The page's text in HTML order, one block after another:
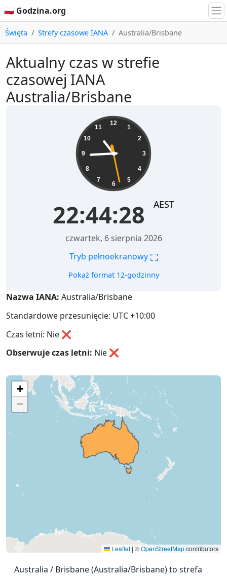
🇵🇱 Godzina.org
Święta Strefy czasowe IANA Australia/Brisbane
Aktualny czas w strefie
czasowej IANA
Australia/Brisbane
12
1
2
3
4
5
6
7
8
9
10
11
22:44:28 AEST
czwartek, 6 sierpnia 2026
Tryb pełnoekranowy ⛶
Pokaż format 12-godzinny
Nazwa IANA: Australia/Brisbane
Standardowe przesunięcie: UTC +10:00
Czas letni: Nie ❌
Obserwuje czas letni: Nie ❌
+
−
Leaflet | ©OpenStreetMapcontributors
Australia / Brisbane (Australia/Brisbane) to strefa